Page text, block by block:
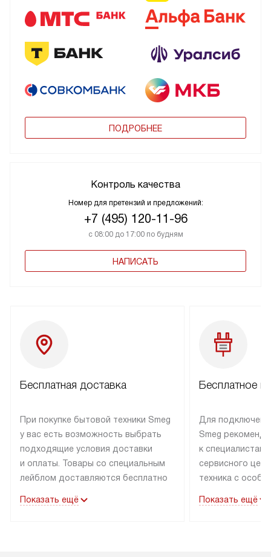
ПОДРОБНЕЕ
Контроль качества
Номер для претензий и предложений:
+7 (495) 120-11-96
с 08:00 до 17:00 по будням
НАПИСАТЬ
Бесплатная доставка
При покупке бытовой техники Smeg
у вас есть возможность выбрать
подходящие условия доставки
и оплаты. Товары со специальным
лейблом доставляются бесплатно
до подъезда. Доставка за пределы
Показать ещё
Бесплатное
Для
Smeg
к специалистам
сервисного
техника с
коммуникациям.
Показать ещё